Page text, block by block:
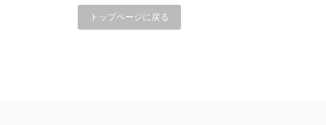
トップページに戻る